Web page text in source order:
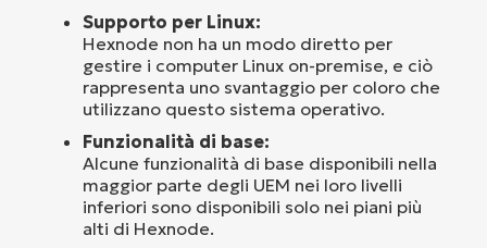
Supporto per Linux:
Hexnode non ha un modo diretto per
gestire i computer Linux on-premise, e ciò
rappresenta uno svantaggio per coloro che
utilizzano questo sistema operativo.
Funzionalità di base:
Alcune funzionalità di base disponibili nella
maggior parte degli UEM nei loro livelli
inferiori sono disponibili solo nei piani più
alti di Hexnode.